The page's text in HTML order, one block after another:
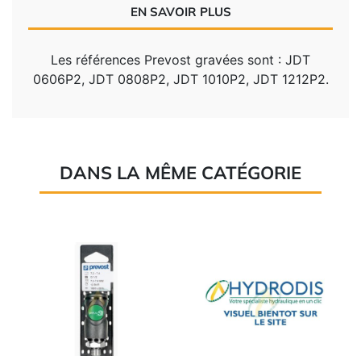
EN SAVOIR PLUS
Les références Prevost gravées sont : JDT
0606P2, JDT 0808P2, JDT 1010P2, JDT 1212P2.
DANS LA MÊME CATÉGORIE